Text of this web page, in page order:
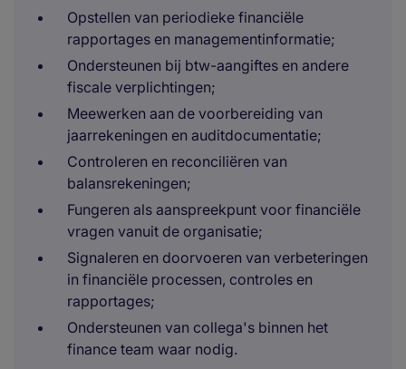
Opstellen van periodieke financiële
rapportages en managementinformatie;
Ondersteunen bij btw-aangiftes en andere
fiscale verplichtingen;
Meewerken aan de voorbereiding van
jaarrekeningen en auditdocumentatie;
Controleren en reconciliëren van
balansrekeningen;
Fungeren als aanspreekpunt voor financiële
vragen vanuit de organisatie;
Signaleren en doorvoeren van verbeteringen
in financiële processen, controles en
rapportages;
Ondersteunen van collega's binnen het
finance team waar nodig.